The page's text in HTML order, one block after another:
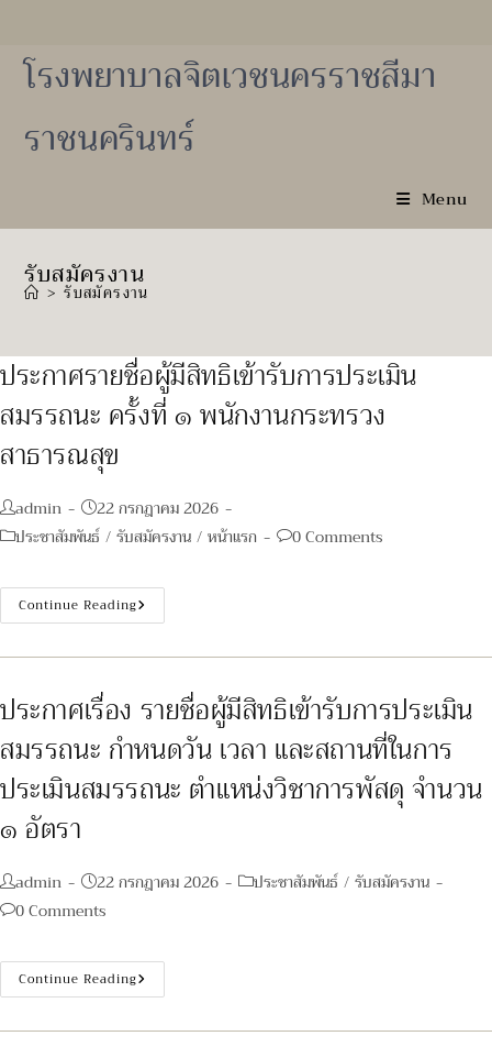
contentโรงพยาบาลจิตเวชนครราชสีมา
ราชนครินทร์
Menu
รับสมัครงาน
> รับสมัครงาน
ประกาศรายชื่อผู้มีสิทธิเข้ารับการประเมิน
สมรรถนะ ครั้งที่ ๑ พนักงานกระทรวง
สาธารณสุข
Post
author:
admin
Post
published:
22 กรกฎาคม 2026
Postประชาสัมพันธ์ / รับสมัครงาน / หน้าแรก
Post0 Comments
Continue Readingประกาศ
ราย
ผู้
เข้า
รับ
ประเมิน
สมรรถนะ
ที่
๑
ประกาศเรื่อง รายชื่อผู้มีสิทธิเข้ารับการประเมิน
สมรรถนะ กำหนดวัน เวลา และสถานที่ในการ
ประเมินสมรรถนะ ตำแหน่งวิชาการพัสดุ จำนวน
๑ อัตรา
Post
author:
admin
Post
published:
22 กรกฎาคม 2026
Postประชาสัมพันธ์ / รับสมัครงาน
Post0 Comments
Continue Readingประกาศ
เรื่อง
ชื่อ